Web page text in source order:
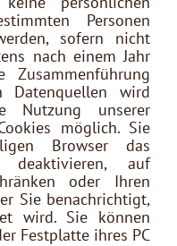
Personen
sofern nicht
nach einem Jahr
Zusammenführung
Datenquellen wird
Nutzung unserer
möglich. Sie
Browser das
deaktivieren, auf
oder Ihren
Sie benachrichtigt,
wird. Sie können
Festplatte ihres PC